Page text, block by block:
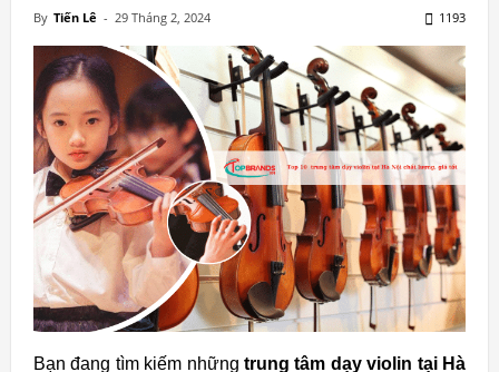
By Tiến Lê - 29 Tháng 2, 2024 1193
Bạn đang tìm kiếm những trung tâm dạy violin tại Hà